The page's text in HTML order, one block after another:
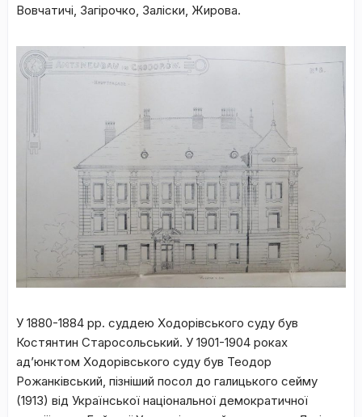
Вовчатичі, Загірочко, Заліски, Жирова.
У 1880-1884 рр. суддею Ходорівського суду був
Костянтин Старосольський. У 1901-1904 роках
ад’юнктом Ходорівського суду був Теодор
Рожанківський, пізніший посол до галицького сейму
(1913) від Української національної демократичної